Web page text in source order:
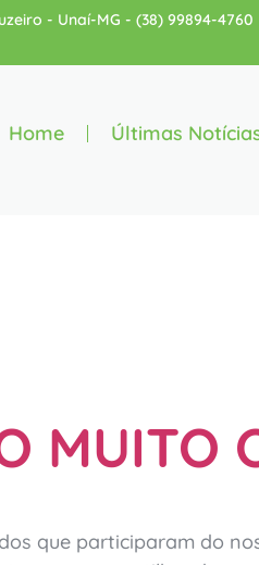
- Unaí-MG - (38) 99894-4760
Home Últimas
MUITO
que participaram do